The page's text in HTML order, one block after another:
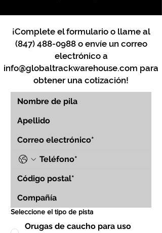
¡Complete el formulario o llame al
(847) 488-0988o envíe un correo
electrónico a
info@globaltrackwarehouse.com para
obtener una cotización!
Seleccione el tipo de pista
Orugas de caucho para uso